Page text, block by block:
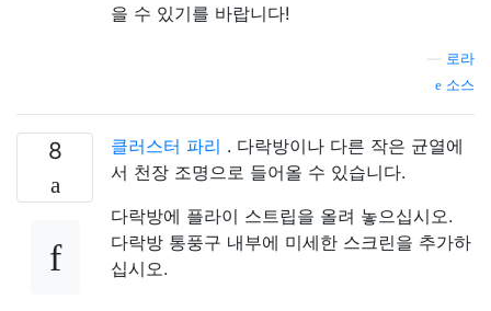
을 수 있기를 바랍니다!
로라
소스
8 클러스터 파리 . 다락방이나 다른 작은 균열에
서 천장 조명으로 들어올 수 있습니다.
다락방에 플라이 스트립을 올려 놓으십시오.
다락방 통풍구 내부에 미세한 스크린을 추가하
십시오.